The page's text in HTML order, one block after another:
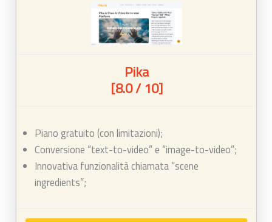
Pika
[8.0 / 10]
Piano gratuito (con limitazioni);
Conversione “text-to-video” e “image-to-video”;
Innovativa funzionalità chiamata “scene
ingredients”;